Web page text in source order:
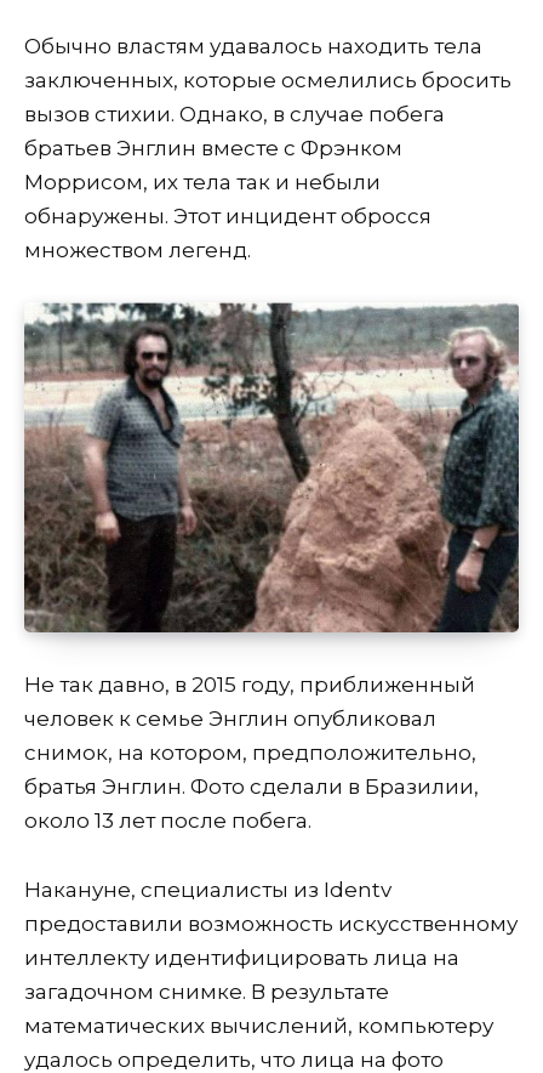
Обычно властям удавалось находить тела
заключенных, которые осмелились бросить
вызов стихии. Однако, в случае побега
братьев Энглин вместе с Фрэнком
Моррисом, их тела так и небыли
обнаружены. Этот инцидент обросся
множеством легенд.
Не так давно, в 2015 году, приближенный
человек к семье Энглин опубликовал
снимок, на котором, предположительно,
братья Энглин. Фото сделали в Бразилии,
около 13 лет после побега.
Накануне, специалисты из Identv
предоставили возможность искусственному
интеллекту идентифицировать лица на
загадочном снимке. В результате
математических вычислений, компьютеру
удалось определить, что лица на фото